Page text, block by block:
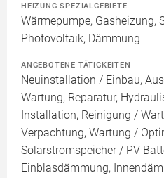
HEIZUNG SPEZIALGEBIETE
Wärmepumpe, Gasheizung,
Photovoltaik, Dämmung
ANGEBOTENE TÄTIGKEITEN
Neuinstallation / Einbau,
Wartung, Reparatur,
Installation, Reinigung /
Verpachtung, Wartung /
Solarstromspeicher / PV
Einblasdämmung,